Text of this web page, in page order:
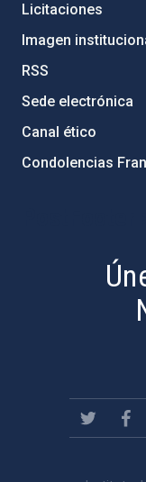
Licitaciones
Imagen
RSS
Sede electrónica
Canal ético
Condolencias